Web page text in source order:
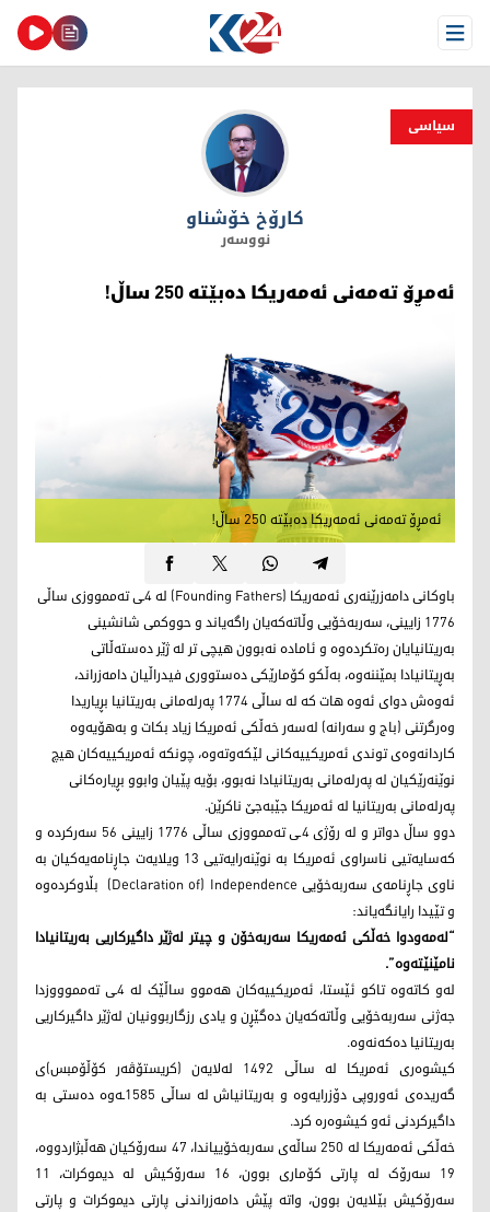
Open Menu
سیاسی
كارۆخ خۆشناو
كارۆخ خۆشناو
نووسەر
ئەمڕۆ تەمەنی ئەمەریکا دەبێتە 250 ساڵ!
ئەمڕۆ تەمەنی ئەمەریکا دەبێتە 250 ساڵ!
باوکانی دامەزرێنەری ئەمەریکا (Founding Fathers) لە 4ـی تەممووزی ساڵی
1776 زایینی، سەربەخۆیی وڵاتەکەیان راگەیاند و حووکمی شانشینی
بەریتانیایان رەتکردەوە و ئامادە نەبوون هیچی تر لە ژێر دەستەڵاتی
بەڕیتانیادا بمێننەوە، بەڵکو کۆمارێکی دەستووری فیدراڵیان دامەزراند،
ئەوەش دوای ئەوە هات کە لە ساڵی 1774 پەرلەمانی بەریتانیا بڕیاریدا
وەرگرتنی (باج و سەرانە) لەسەر خەڵکی ئەمریکا زیاد بکات و بەهۆیەوە
کاردانەوەی توندی ئەمریکییەکانی لێکەوتەوە، چونکە ئەمریکییەکان هیچ
نوێنەرێکیان لە پەرلەمانی بەریتانیادا نەبوو، بۆیە پێیان وابوو بڕیارەکانی
پەرلەمانی بەریتانیا لە ئەمریکا جێبەجێ ناکرێن.
دوو ساڵ دواتر و لە رۆژی 4ـی تەممووزی ساڵی 1776 زایینی 56 سەرکردە و
کەسایەتیی ناسراوی ئەمریکا بە نوێنەرایەتیی 13 ویلایەت جاڕنامەیەکیان بە
ناوی جاڕنامەی سەربەخۆیی Declaration of) Independence) بڵاوکردەوە
و تێیدا رایانگەیاند:
“لەمەودوا خەڵکی ئەمەریکا سەربەخۆن و چیتر لەژێر داگیرکاریی بەریتانیادا
نامێنێتەوە”.
لەو کاتەوە تاکو ئێستا، ئەمریکییەکان هەموو ساڵێک لە 4ـی تەمموووزدا
جەژنی سەربەخۆیی وڵاتەکەیان دەگێڕن و یادی رزگاربوونیان لەژێر داگیرکاریی
بەریتانیا دەکەنەوە.
کیشوەری ئەمریکا لە ساڵی 1492 لەلایەن (کریستۆڤەر کۆڵۆمبس)ی
گەریدەی ئەوروپی دۆزرایەوە و بەریتانیاش لە ساڵی 1585ـەوە دەستی بە
داگیرکردنی ئەو کیشوەرە کرد.
خەڵکی ئەمەریکا لە 250 ساڵەی سەربەخۆییاندا، 47 سەرۆکیان هەڵبژاردووە،
19 سەرۆک له‌ پارتی کۆماری بوون، 16 سەرۆکیش له‌ دیموکرات، 11
سەرۆکیش بێلایەن بوون، واتە پێش دامەزراندنی پارتی دیموکرات و پارتی